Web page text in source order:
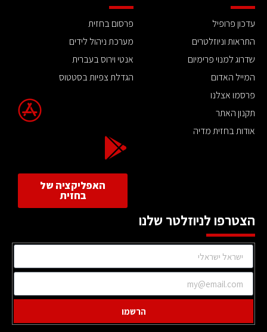
עדכון פרופיל
התראות וניוזלטרים
שדרוג למנוי פרימיום
המייל האדום
פרסמו אצלנו
תקנון האתר
אודות בחזית מדיה
פרסום בחזית
מערכת ניהול לידים
אנטי וירוס בעברית
הגדלת צפיות בסטטוס
האפליקציה של
בחזית
הצטרפו לניוזלטר שלנו
הרשמו